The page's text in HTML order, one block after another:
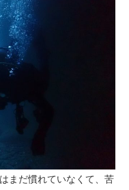
まだ慣れていなくて、苦